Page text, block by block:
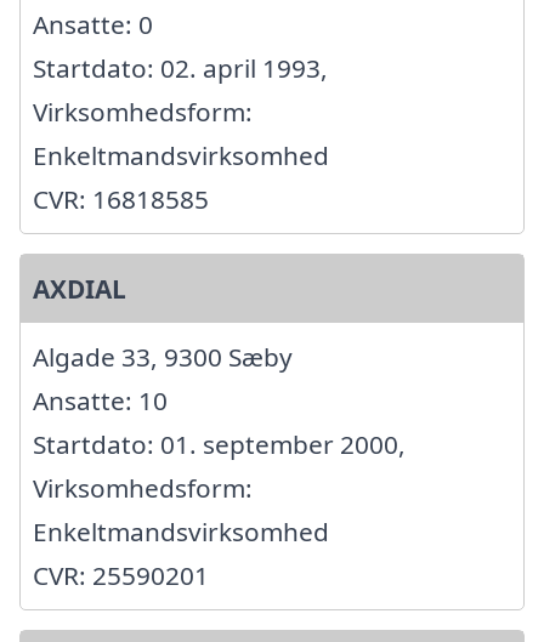
Ansatte: 0
Startdato: 02. april 1993,
Virksomhedsform:
Enkeltmandsvirksomhed
CVR: 16818585
AXDIAL
Algade 33, 9300 Sæby
Ansatte: 10
Startdato: 01. september 2000,
Virksomhedsform:
Enkeltmandsvirksomhed
CVR: 25590201